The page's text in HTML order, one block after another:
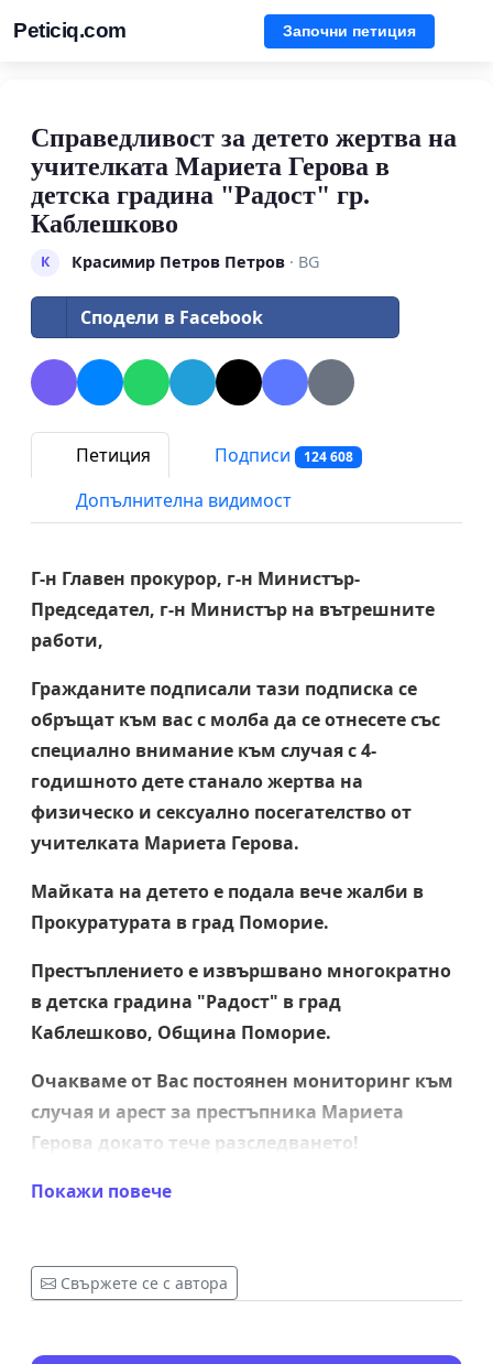
Peticiq.com Започни петиция
Справедливост за детето жертва на
учителката Мариета Герова в
детска градина "Радост" гр.
Каблешково
К Красимир Петров Петров· BG
Сподели в Facebook
Петиция Подписи 124 608
Допълнителна видимост
Г-н Главен прокурор, г-н Министър-
Председател, г-н Министър на вътрешните
работи,
Гражданите подписали тази подписка се
обръщат към вас с молба да се отнесете със
специално внимание към случая с 4-
годишното дете станало жертва на
физическо и сексуално посегателство от
учителката Мариета Герова.
Майката на детето е подала вече жалби в
Прокуратурата в град Поморие.
Престъплението е извършвано многократно
в детска градина "Радост" в град
Каблешково, Община Поморие.
Очакваме от Вас постоянен мониторинг към
случая и арест за престъпника Мариета
Герова докато тече разследването!
Настояваме за най-строгото възможно
Във ваши ръце е да ни докажете, че има
държава, закон и справедливост!
Благодарим!
Покажи повече
Свържете се с автора